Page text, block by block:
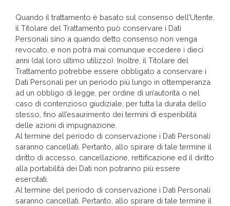
Quando il trattamento è basato sul consenso dell’Utente,
il Titolare del Trattamento può conservare i Dati
Personali sino a quando detto consenso non venga
revocato, e non potrà mai comunque eccedere i dieci
anni (dal loro ultimo utilizzo). Inoltre, il Titolare del
Trattamento potrebbe essere obbligato a conservare i
Dati Personali per un periodo più lungo in ottemperanza
ad un obbligo di legge, per ordine di un’autorità o nel
caso di contenzioso giudiziale, per tutta la durata dello
stesso, fino all’esaurimento dei termini di esperibilità
delle azioni di impugnazione.
Al termine del periodo di conservazione i Dati Personali
saranno cancellati. Pertanto, allo spirare di tale termine il
diritto di accesso, cancellazione, rettificazione ed il diritto
alla portabilità dei Dati non potranno più essere
esercitati.
Al termine del periodo di conservazione i Dati Personali
saranno cancellati. Pertanto, allo spirare di tale termine il